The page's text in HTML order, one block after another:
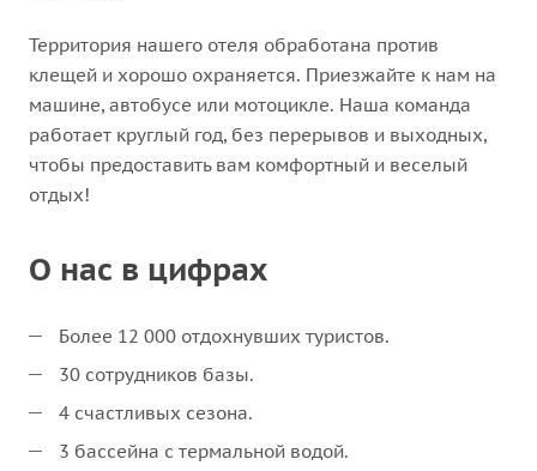
Территория нашего отеля обработана против
клещей и хорошо охраняется. Приезжайте к нам на
машине, автобусе или мотоцикле. Наша команда
работает круглый год, без перерывов и выходных,
чтобы предоставить вам комфортный и веселый
отдых!
О нас в цифрах
Более 12 000 отдохнувших туристов.
30 сотрудников базы.
4 счастливых сезона.
3 бассейна с термальной водой.